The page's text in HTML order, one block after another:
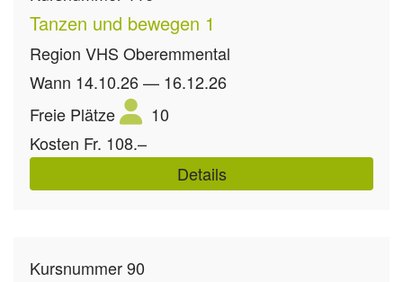
Tanzen und bewegen 1
Region VHS Oberemmental
Wann 14.10.26 — 16.12.26
Freie Plätze
10
Kosten Fr. 108.–
Details
Kursnummer90